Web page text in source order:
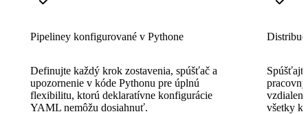
Pipeliney konfigurované v Pythone
Definujte každý krok zostavenia, spúšťač a
upozornenie v kóde Pythonu pre úplnú
flexibilitu, ktorú deklaratívne konfigurácie
YAML nemôžu dosiahnuť.
všetky